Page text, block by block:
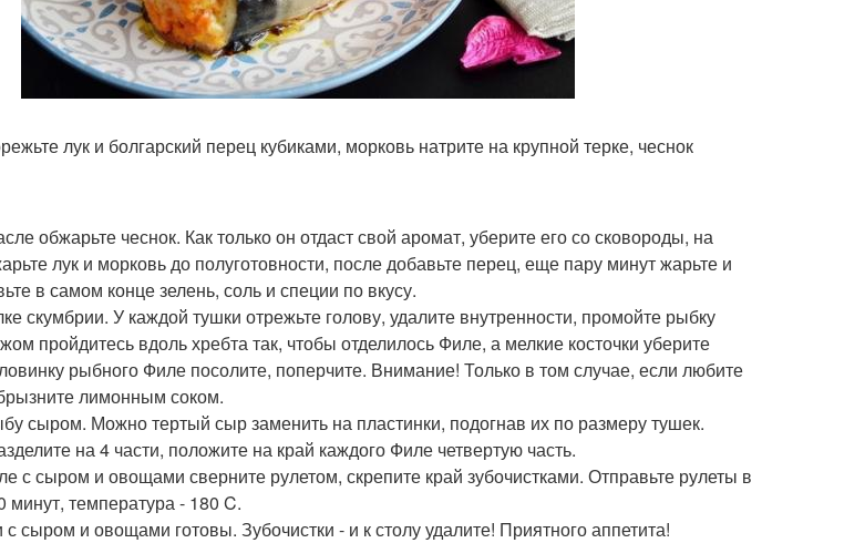
лук и болгарский перец кубиками, морковь натрите на крупной терке, чеснок
обжарьте чеснок. Как только он отдаст свой аромат, уберите его со сковороды, на
лук и морковь до полуготовности, после добавьте перец, еще пару минут жарьте и
в самом конце зелень, соль и специи по вкусу.
скумбрии. У каждой тушки отрежьте голову, удалите внутренности, промойте рыбку
пройдитесь вдоль хребта так, чтобы отделилось Филе, а мелкие косточки уберите
рыбного Филе посолите, поперчите. Внимание! Только в том случае, если любите
лимонным соком.
сыром. Можно тертый сыр заменить на пластинки, подогнав их по размеру тушек.
на 4 части, положите на край каждого Филе четвертую часть.
с сыром и овощами сверните рулетом, скрепите край зубочистками. Отправьте рулеты в
минут, температура - 180 C.
сыром и овощами готовы. Зубочистки - и к столу удалите! Приятного аппетита!